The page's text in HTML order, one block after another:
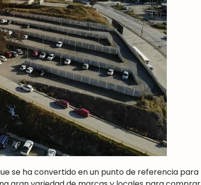
se ha convertido en un punto de referencia para